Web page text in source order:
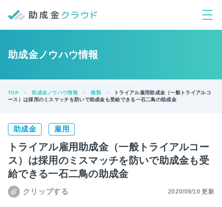
助成金ノウハウ情報
TOP 助成金ノウハウ情報 種類
トライアル雇用助成金（一般トライアルコ
ース）は採用のミスマッチを防いで助成金も受給できる一石二鳥の助成金
助成金 雇用
トライアル雇用助成金（一般トライアルコー
ス）は採用のミスマッチを防いで助成金も受
給できる一石二鳥の助成金
2020/09/10 更新